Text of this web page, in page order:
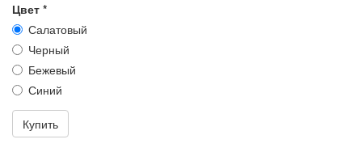
Цвет *
Салатовый
Черный
Бежевый
Синий
Купить